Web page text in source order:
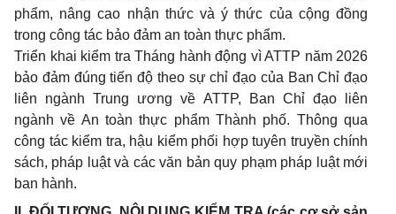
phẩm, nâng cao nhận thức và ý thức của cộng đồng
trong công tác bảo đảm an toàn thực phẩm.
Triển khai kiểm tra Tháng hành động vì ATTP năm 2026
bảo đảm đúng tiến độ theo sự chỉ đạo của Ban Chỉ đạo
liên ngành Trung ương về ATTP, Ban Chỉ đạo liên
ngành về An toàn thực phẩm Thành phố. Thông qua
công tác kiểm tra, hậu kiểm phối hợp tuyên truyền chính
sách, pháp luật và các văn bản quy phạm pháp luật mới
ban hành.